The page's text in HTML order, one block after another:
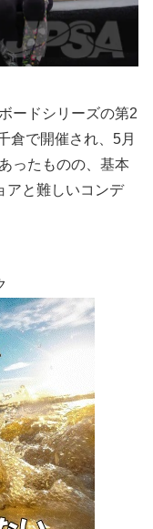
ードシリーズの第2
倉で開催され、5月
ったものの、基本
アと難しいコンデ